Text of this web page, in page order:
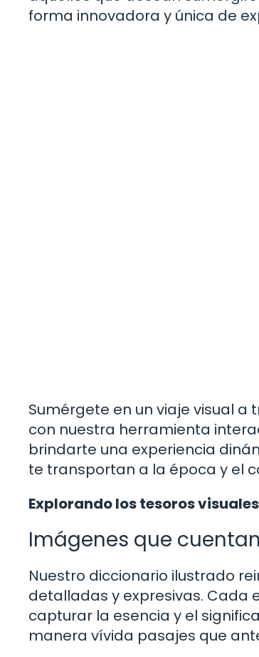
forma innovadora y única de
Sumérgete en un viaje visual a
con nuestra herramienta
brindarte una experiencia
te transportan a la época y el
Explorando los tesoros
Imágenes que
Nuestro diccionario ilustrado
detalladas y expresivas.
capturar la esencia y el
manera vívida pasajes que